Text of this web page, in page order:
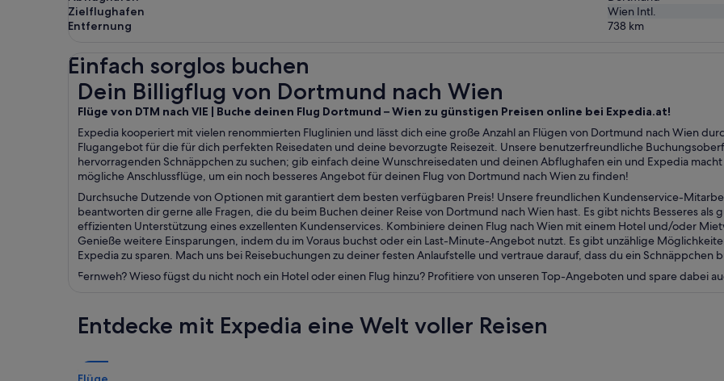
Zielflughafen
Wien Intl.
Entfernung
738 km
Einfach sorglos buchen
Dein Billigflug von Dortmund nach Wien
Flüge von DTM nach VIE | Buche deinen Flug Dortmund – Wien zu günstigen Preisen online bei Expedia.at!
Expedia kooperiert mit vielen renommierten Fluglinien und lässt dich eine große Anzahl an Flügen von Dortmund nach Wien
Flugangebot für die für dich perfekten Reisedaten und deine bevorzugte Reisezeit. Unsere benutzerfreundliche
hervorragenden Schnäppchen zu suchen; gib einfach deine Wunschreisedaten und deinen Abflughafen ein und Expedia
mögliche Anschlussflüge, um ein noch besseres Angebot für deinen Flug von Dortmund nach Wien zu finden!
Durchsuche Dutzende von Optionen mit garantiert dem besten verfügbaren Preis! Unsere freundlichen Kundenservice-
beantworten dir gerne alle Fragen, die du beim Buchen deiner Reise von Dortmund nach Wien hast. Es gibt nichts Besseres
effizienten Unterstützung eines exzellenten Kundenservices. Kombiniere deinen Flug nach Wien mit einem Hotel und/oder
Genieße weitere Einsparungen, indem du im Voraus buchst oder ein Last-Minute-Angebot nutzt. Es gibt unzählige
Expedia zu sparen. Mach uns bei Reisebuchungen zu deiner festen Anlaufstelle und vertraue darauf, dass du ein Schnäppchen
Fernweh? Wieso fügst du nicht noch ein Hotel oder einen Flug hinzu? Profitiere von unseren Top-Angeboten und spare dabei
Dein Billigflug von Dortmund nach Wien
Entdecke mit Expedia eine Welt voller Reisen